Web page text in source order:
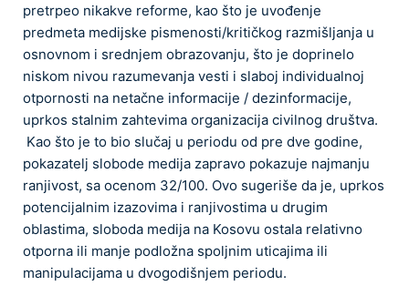
pretrpeo nikakve reforme, kao što je uvođenje
predmeta medijske pismenosti/kritičkog razmišljanja u
osnovnom i srednjem obrazovanju, što je doprinelo
niskom nivou razumevanja vesti i slaboj individualnoj
otpornosti na netačne informacije / dezinformacije,
uprkos stalnim zahtevima organizacija civilnog društva.
Kao što je to bio slučaj u periodu od pre dve godine,
pokazatelj slobode medija zapravo pokazuje najmanju
ranjivost, sa ocenom 32/100. Ovo sugeriše da je, uprkos
potencijalnim izazovima i ranjivostima u drugim
oblastima, sloboda medija na Kosovu ostala relativno
otporna ili manje podložna spoljnim uticajima ili
manipulacijama u dvogodišnjem periodu.